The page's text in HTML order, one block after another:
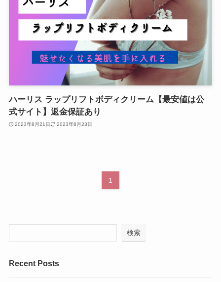
ハーリス ラップリフトボディクリーム【最安値は公
式サイト】返金保証あり
2023年8月21日 2023年8月23日
1
検索
Recent Posts